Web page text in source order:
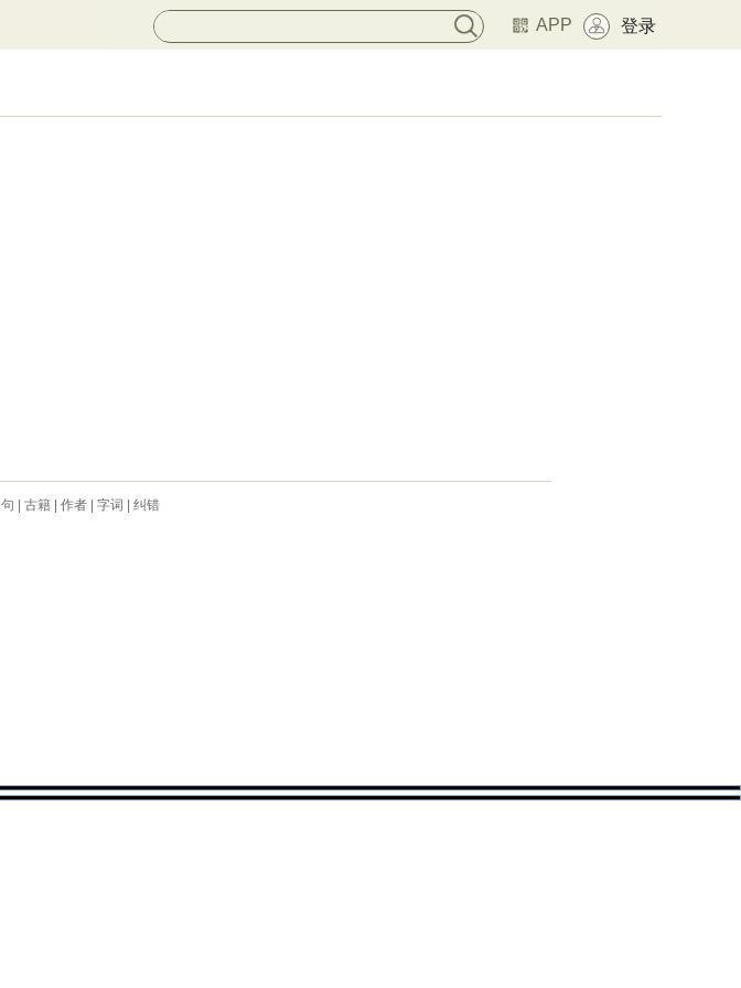
APP 登录
古籍| 作者| 字词 纠错